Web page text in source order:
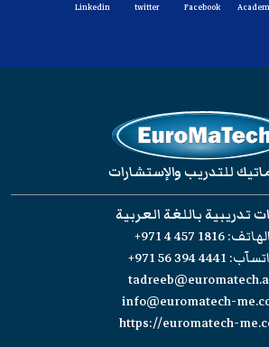
Facebook
twitter
Linkedin
للتدريب والإستشارات
تدريبية باللغة العربية
الهاتف:+971 4 457 1816
+971 56 394 4441
info@euromatech-
https://euromatech-